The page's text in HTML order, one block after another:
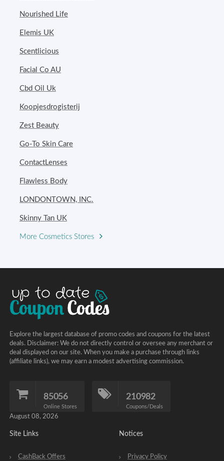
Nourished Life
Elemis UK
Scentlicious
Facial Co AU
Cbd Oil Uk
Koopjesdrogisterij
Zest Beauty
Go-To Skin Care
ContactLenses
Flawless Body
LONDONTOWN, INC.
Skinny Tan UK
More Cosmetics Stores
Explore the largest database of promo codes and coupons for the latest
deals. Disclaimer: We do not directly control or oversee any merchant or
deal displayed on our site. When you make a purchase through links
(affiliate links), we may earn a modest advertising commission.
85056
Online Stores
210982
Coupons/Deals
August 08, 2026
Site Links
CashBack Offers
Notices
Privacy Policy